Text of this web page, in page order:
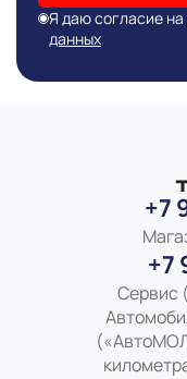
Я даю согласие на
данных
+7
+7
Сервис